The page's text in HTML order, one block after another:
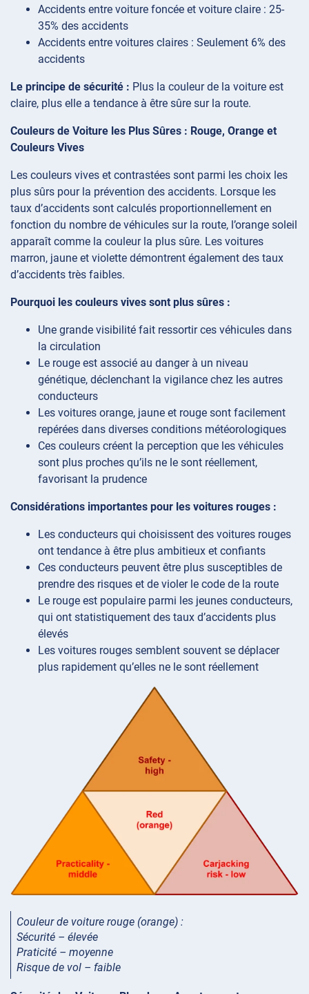
Accidents entre voiture foncée et voiture claire : 25-
35% des accidents
Accidents entre voitures claires : Seulement 6% des
accidents
Le principe de sécurité : Plus la couleur de la voiture est
claire, plus elle a tendance à être sûre sur la route.
Couleurs de Voiture les Plus Sûres : Rouge, Orange et
Couleurs Vives
Les couleurs vives et contrastées sont parmi les choix les
plus sûrs pour la prévention des accidents. Lorsque les
taux d’accidents sont calculés proportionnellement en
fonction du nombre de véhicules sur la route, l’orange soleil
apparaît comme la couleur la plus sûre. Les voitures
marron, jaune et violette démontrent également des taux
d’accidents très faibles.
Pourquoi les couleurs vives sont plus sûres :
Une grande visibilité fait ressortir ces véhicules dans
la circulation
Le rouge est associé au danger à un niveau
génétique, déclenchant la vigilance chez les autres
conducteurs
Les voitures orange, jaune et rouge sont facilement
repérées dans diverses conditions météorologiques
Ces couleurs créent la perception que les véhicules
sont plus proches qu’ils ne le sont réellement,
favorisant la prudence
Considérations importantes pour les voitures rouges :
Les conducteurs qui choisissent des voitures rouges
ont tendance à être plus ambitieux et confiants
Ces conducteurs peuvent être plus susceptibles de
prendre des risques et de violer le code de la route
Le rouge est populaire parmi les jeunes conducteurs,
qui ont statistiquement des taux d’accidents plus
élevés
Les voitures rouges semblent souvent se déplacer
plus rapidement qu’elles ne le sont réellement
Couleur de voiture rouge (orange) :
Sécurité – élevée
Praticité – moyenne
Risque de vol – faible